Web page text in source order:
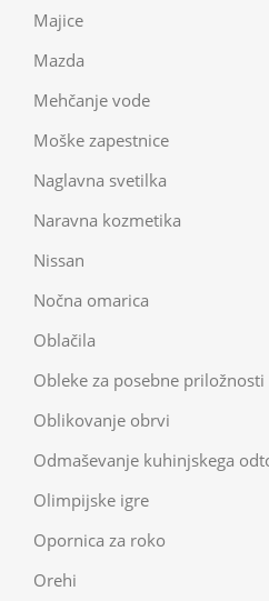
Majice
Mazda
Mehčanje vode
Moške zapestnice
Naglavna svetilka
Naravna kozmetika
Nissan
Nočna omarica
Oblačila
Obleke za posebne priložnosti
Oblikovanje obrvi
Odmaševanje kuhinjskega
Olimpijske igre
Opornica za roko
Orehi